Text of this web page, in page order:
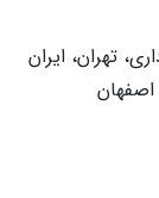
تهران، ایران